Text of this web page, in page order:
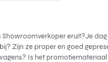
eruit?Je
Zijn ze proper en goed
Is het promotiemateriaal